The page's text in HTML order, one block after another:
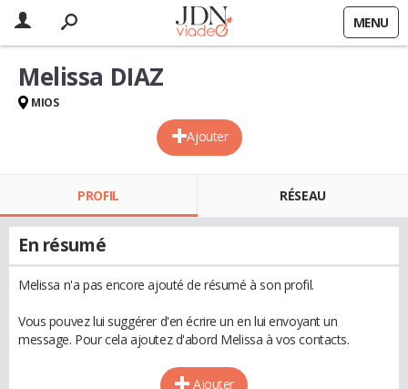
MENU
Ajouter
Melissa DIAZ
MIOS
PROFIL RÉSEAU
En résumé
Melissa n'a pas encore ajouté de résumé à son profil.
Vous pouvez lui suggérer d'en écrire un en lui envoyant un
message. Pour cela ajoutez d'abord Melissa à vos contacts.
Ajouter